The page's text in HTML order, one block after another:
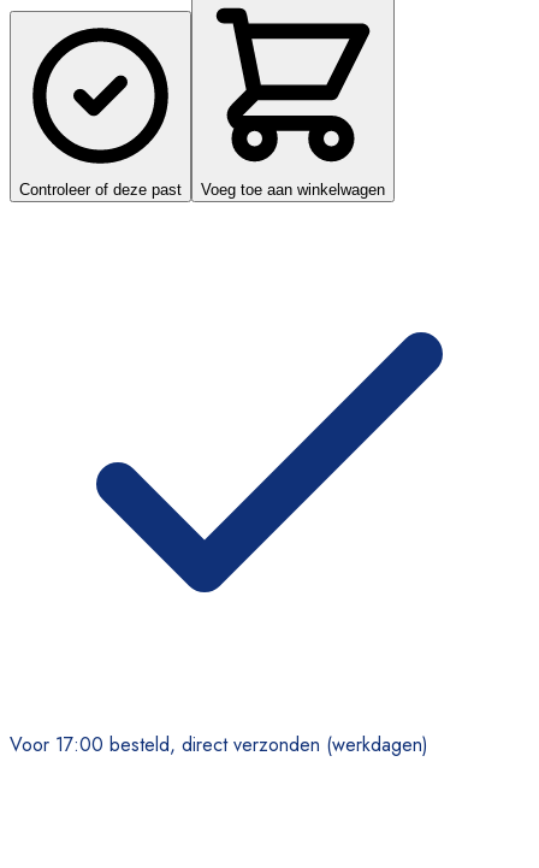
Controleer of deze past Voeg toe aan winkelwagen
Voor 17:00 besteld, direct verzonden (werkdagen)